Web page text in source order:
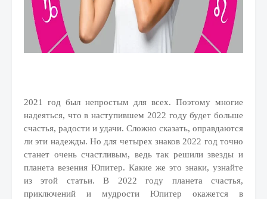
2021 год был непростым для всех. Поэтому многие
надеяться, что в наступившем 2022 году будет больше
счастья, радости и удачи. Сложно сказать, оправдаются
ли эти надежды. Но для четырех знаков 2022 год точно
станет очень счастливым, ведь так решили звезды и
планета везения Юпитер. Какие же это знаки, узнайте
из этой статьи. В 2022 году планета счастья,
приключений и мудрости Юпитер окажется в